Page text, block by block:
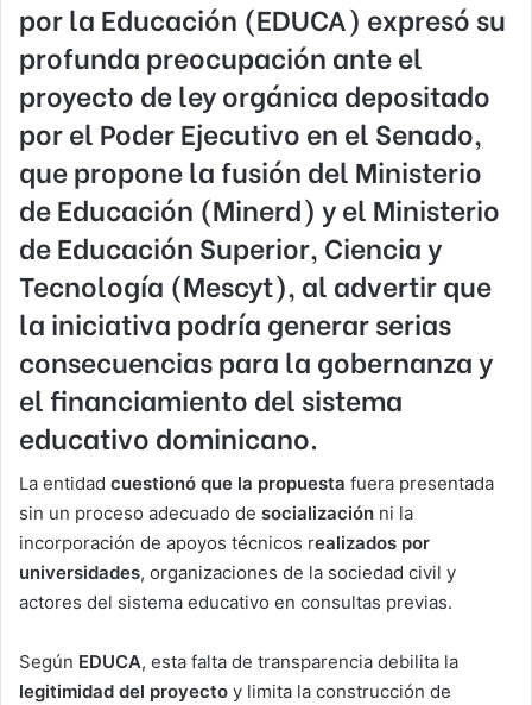
por la Educación (EDUCA) expresó su
profunda preocupación ante el
proyecto de ley orgánica depositado
por el Poder Ejecutivo en el Senado,
que propone la fusión del Ministerio
de Educación (Minerd) y el Ministerio
de Educación Superior, Ciencia y
Tecnología (Mescyt), al advertir que
la iniciativa podría generar serias
consecuencias para la gobernanzay
el financiamiento del sistema
educativo dominicano.
La entidad cuestionó que la propuesta fuera presentada
sin un proceso adecuado de socialización ni la
incorporación de apoyos técnicos realizados por
universidades, organizaciones de la sociedad civil y
actores del sistema educativo en consultas previas.
Según EDUCA, esta falta de transparencia debilita la
legitimidad del proyecto y limita la construcción de